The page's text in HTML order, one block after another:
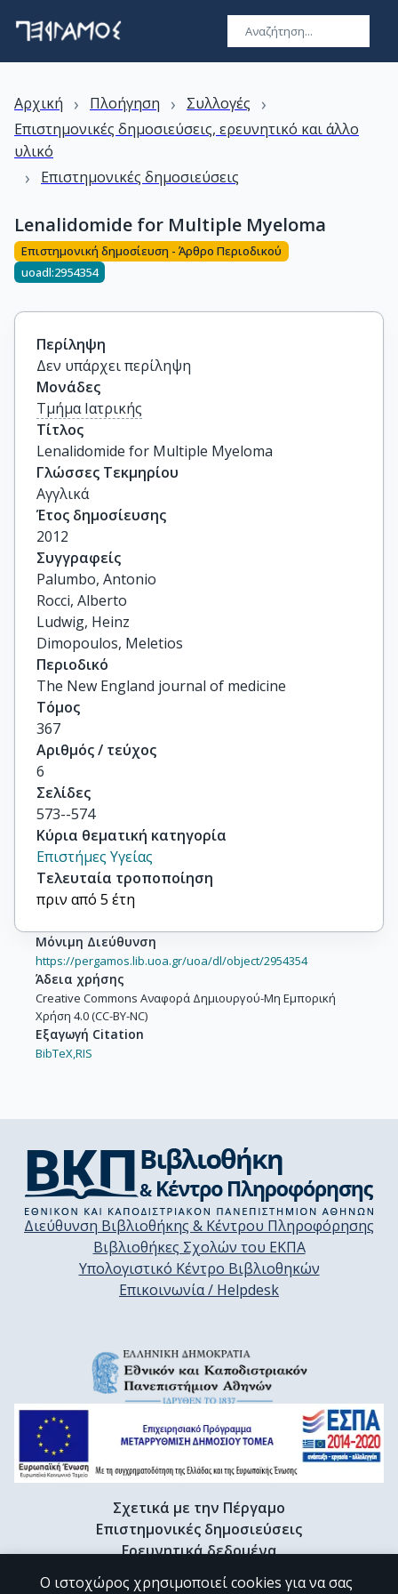
Αρχική › Πλοήγηση › Συλλογές ›
Επιστημονικές δημοσιεύσεις, ερευνητικό και άλλο
υλικό
› Επιστημονικές δημοσιεύσεις
Lenalidomide for Multiple Myeloma
Επιστημονική δημοσίευση - Άρθρο Περιοδικού
uoadl:2954354
Περίληψη
Δεν υπάρχει περίληψη
Μονάδες
Τμήμα Ιατρικής
Τίτλος
Lenalidomide for Multiple Myeloma
Γλώσσες Τεκμηρίου
Αγγλικά
Έτος δημοσίευσης
2012
Συγγραφείς
Palumbo, Antonio
Rocci, Alberto
Ludwig, Heinz
Dimopoulos, Meletios
Περιοδικό
The New England journal of medicine
Τόμος
367
Αριθμός / τεύχος
6
Σελίδες
573--574
Κύρια θεματική κατηγορία
Επιστήμες Υγείας
Τελευταία τροποποίηση
πριν από 5 έτη
Μόνιμη Διεύθυνση
https://pergamos.lib.uoa.gr/uoa/dl/object/2954354
Άδεια χρήσης
Creative Commons Αναφορά Δημιουργού-Μη Εμπορική
Χρήση 4.0 (CC-BY-NC)
Εξαγωγή Citation
BibTeX,RIS
Διεύθυνση Βιβλιοθήκης & Κέντρου Πληροφόρησης
Βιβλιοθήκες Σχολών του ΕΚΠΑ
Υπολογιστικό Κέντρο Βιβλιοθηκών
Επικοινωνία / Helpdesk
Σχετικά με την Πέργαμο
Επιστημονικές δημοσιεύσεις
Ερευνητικά δεδομένα
Διδακτορικές διατριβές & Γκρίζα βιβλιογραφία
Ο ιστοχώρος χρησιμοποιεί cookies για να σας